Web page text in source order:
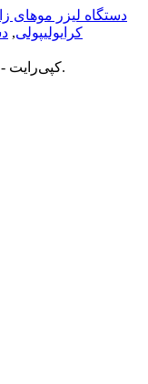
دستگاه لیزر موهای
کرایولیپولی,
© کپی‌رایت - ۲۰۱۰-۲۰۲۵: تمامی حقوق محفوظ است.